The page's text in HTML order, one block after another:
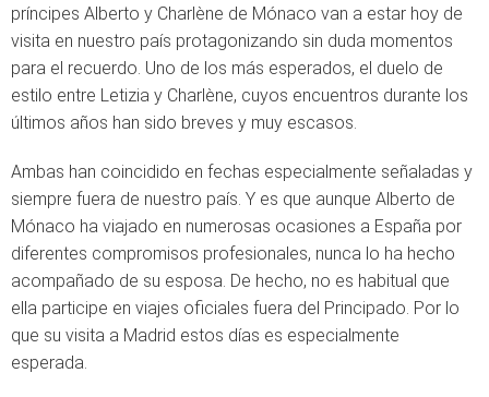
príncipes Alberto y Charlène de Mónaco van a estar hoy de
visita en nuestro país protagonizando sin duda momentos
para el recuerdo. Uno de los más esperados, el duelo de
estilo entre Letizia y Charlène, cuyos encuentros durante los
últimos años han sido breves y muy escasos.
Ambas han coincidido en fechas especialmente señaladas y
siempre fuera de nuestro país. Y es que aunque Alberto de
Mónaco ha viajado en numerosas ocasiones a España por
diferentes compromisos profesionales, nunca lo ha hecho
acompañado de su esposa. De hecho, no es habitual que
ella participe en viajes oficiales fuera del Principado. Por lo
que su visita a Madrid estos días es especialmente
esperada.